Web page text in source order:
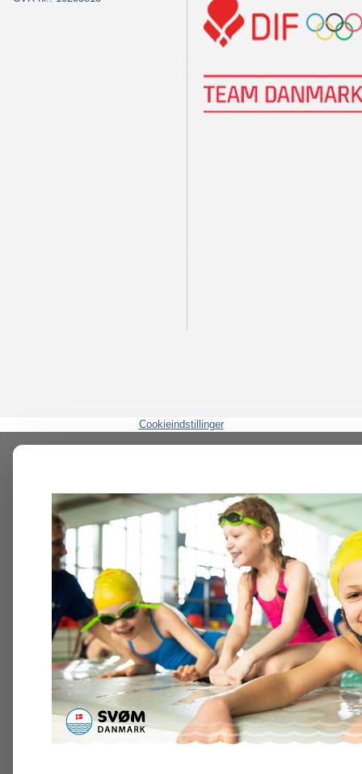
Cookieindstillinger